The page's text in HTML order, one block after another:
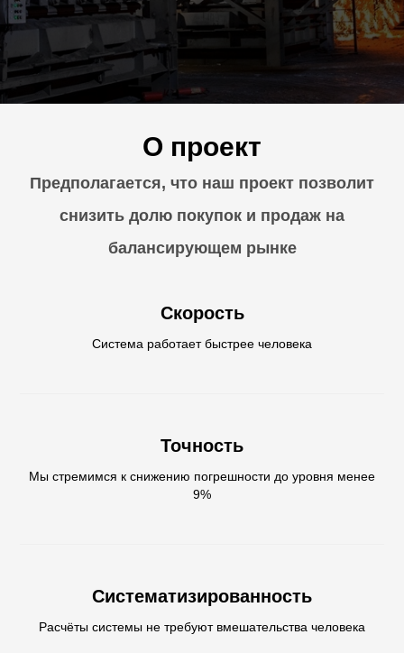
О проект
Предполагается, что наш проект позволит
снизить долю покупок и продаж на
балансирующем рынке
Скорость
Система работает быстрее человека
Точность
Мы стремимся к снижению погрешности до уровня менее
9%
Систематизированность
Расчёты системы не требуют вмешательства человека